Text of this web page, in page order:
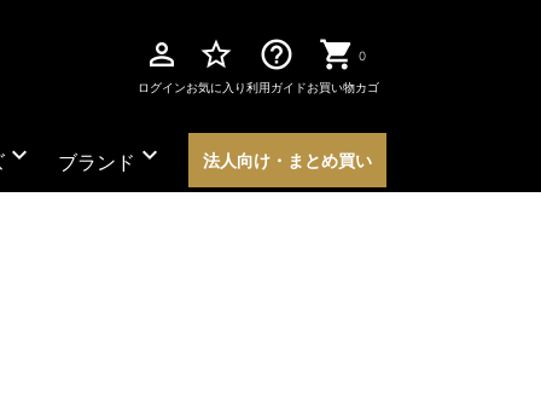
perm_identity
ログイン
star_border
お気に入り
help_outline
利用ガイド
0
お買い物カゴ
expand_more ブランド expand_more 法人向け・まとめ買い